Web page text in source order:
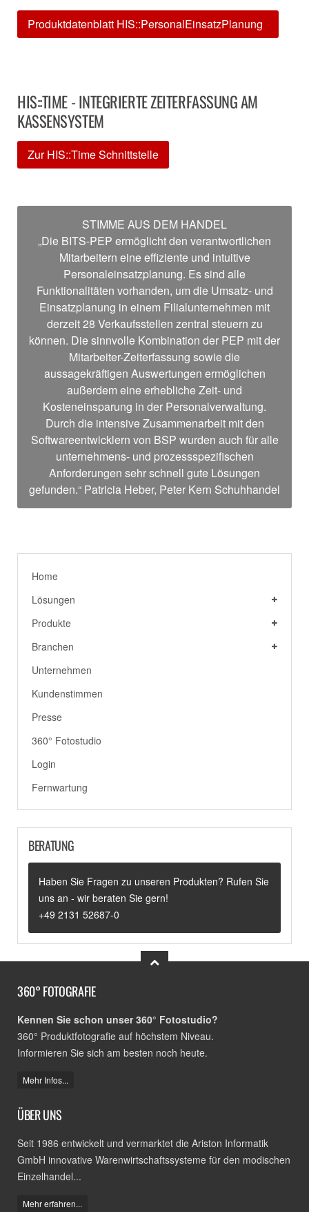
Produktdatenblatt HIS::PersonalEinsatzPlanung
HIS::TIME - INTEGRIERTE ZEITERFASSUNG AM
KASSENSYSTEM
Zur HIS::Time Schnittstelle
STIMME AUS DEM HANDEL
„Die BITS-PEP ermöglicht den verantwortlichen
Mitarbeitern eine effiziente und intuitive
Personaleinsatzplanung. Es sind alle
Funktionalitäten vorhanden, um die Umsatz- und
Einsatzplanung in einem Filialunternehmen mit
derzeit 28 Verkaufsstellen zentral steuern zu
können. Die sinnvolle Kombination der PEP mit der
Mitarbeiter-Zeiterfassung sowie die
aussagekräftigen Auswertungen ermöglichen
außerdem eine erhebliche Zeit- und
Kosteneinsparung in der Personalverwaltung.
Durch die intensive Zusammenarbeit mit den
Softwareentwicklern von BSP wurden auch für alle
unternehmens- und prozessspezifischen
Anforderungen sehr schnell gute Lösungen
gefunden.“ Patricia Heber, Peter Kern Schuhhandel
Home
Lösungen
Produkte
Branchen
Unternehmen
Kundenstimmen
Presse
360° Fotostudio
Login
Fernwartung
BERATUNG
Haben Sie Fragen zu unseren Produkten? Rufen Sie
uns an - wir beraten Sie gern!
+49 2131 52687-0
360° FOTOGRAFIE
Kennen Sie schon unser 360° Fotostudio?
360° Produktfotografie auf höchstem Niveau.
Informieren Sie sich am besten noch heute.
Mehr Infos...
ÜBER UNS
Seit 1986 entwickelt und vermarktet die Ariston Informatik
GmbH innovative Warenwirtschaftssysteme für den modischen
Einzelhandel...
Mehr erfahren...